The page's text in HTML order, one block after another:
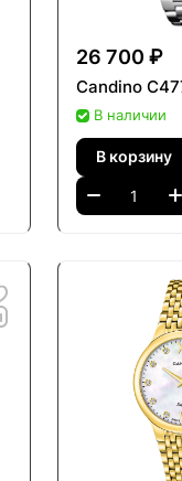
стекло
26 700 ₽
Candino
В наличии
В корзину